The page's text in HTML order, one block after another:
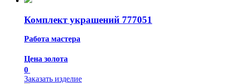
Комплект украшений 777051
Работа мастера
Цена золота
0
Заказать изделие